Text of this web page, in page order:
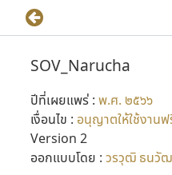
SOV_Narucha
ปีที่เผยแพร่ : พ.ศ. ๒๕๖๖
เงื่อนไข : อนุญาตให้ใช้งา
Version 2
ออกแบบโดย : วรวุฒิ ธนวั